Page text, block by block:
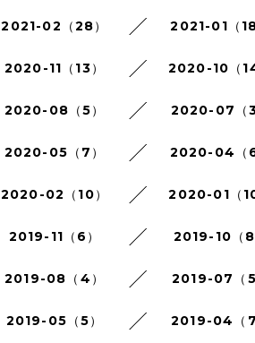
2021-02（28） 2021-01（18
2020-11（13） 2020-10（14
2020-08（5） 2020-07（3
2020-05（7） 2020-04（6
2020-02（10） 2020-01（10
2019-11（6） 2019-10（8
2019-08（4） 2019-07（5
2019-05（5） 2019-04（7